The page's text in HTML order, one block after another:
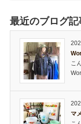
最近のブログ記
こ
マ